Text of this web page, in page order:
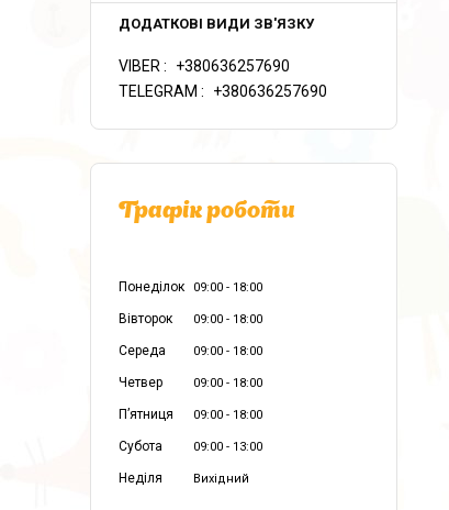
VIBER
+380636257690
TELEGRAM
+380636257690
Графік роботи
Понеділок 09:00 18:00
Вівторок 09:00 18:00
Середа 09:00 18:00
Четвер 09:00 18:00
Пʼятниця 09:00 18:00
Субота 09:00 13:00
Неділя Вихідний